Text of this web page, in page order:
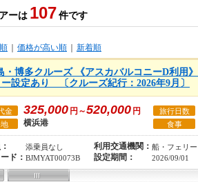
ーは 107 件です
価格が高い順 新着順
・博多クルーズ 《アスカバルコニーD利用
設定あり 〔クルーズ紀行：2026年9月〕
金 325,000 円～520,000 円 旅行日数
横浜港 食事
添乗員なし 利用交通機関： 船・フェリー
ド： BJMYAT00073B 設定期間： 2026/09/01